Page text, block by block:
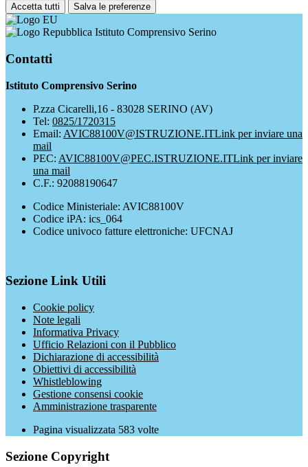
Accetta tutti Salva le preferenze
Istituto Comprensivo Serino
Contatti
Istituto Comprensivo Serino
P.zza Cicarelli,16 - 83028 SERINO (AV)
Tel: 0825/1720315
Email: AVIC88100V@ISTRUZIONE.ITLink per inviare una
mail
PEC: AVIC88100V@PEC.ISTRUZIONE.ITLink per inviare
una mail
C.F.: 92088190647
Codice Ministeriale: AVIC88100V
Codice iPA: ics_064
Codice univoco fatture elettroniche: UFCNAJ
Sezione Link Utili
Cookie policy
Note legali
Informativa Privacy
Ufficio Relazioni con il Pubblico
Dichiarazione di accessibilità
Obiettivi di accessibilità
Whistleblowing
Gestione consensi cookie
Amministrazione trasparente
Pagina visualizzata 583 volte
Sezione Copyright